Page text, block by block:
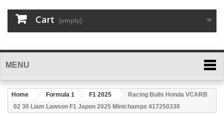
Cart (empty)
MENU
Home Formula 1 F1 2025
Racing Bulls Honda VCARB
02 30 Liam Lawson F1 Japon 2025 Minichamps 417250330